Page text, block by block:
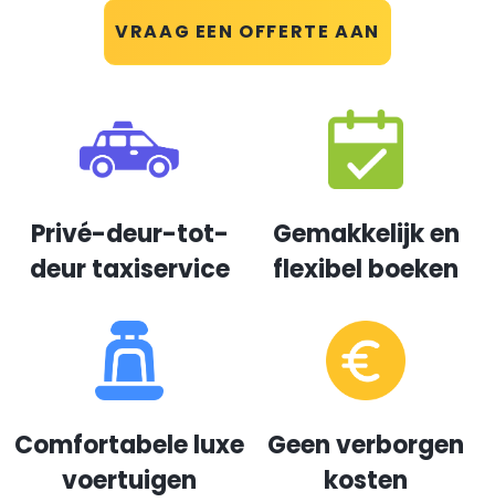
VRAAG EEN OFFERTE AAN
Privé-deur-tot-
deur taxiservice
Gemakkelijk en
flexibel boeken
Comfortabele luxe
voertuigen
Geen verborgen
kosten